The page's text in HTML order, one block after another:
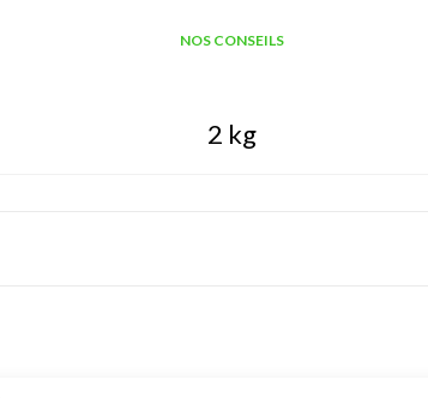
NOS CONSEILS
2 kg